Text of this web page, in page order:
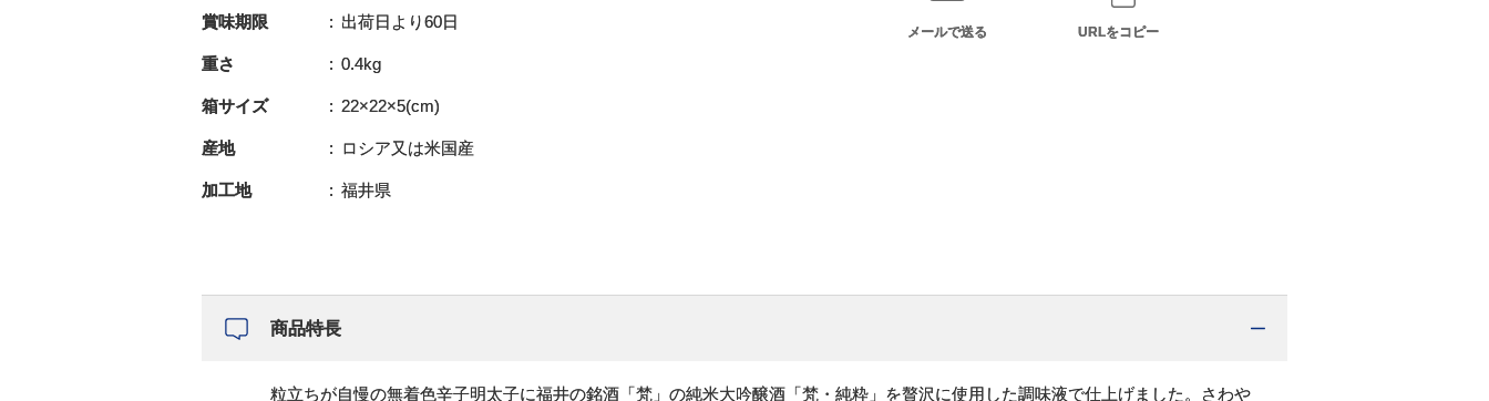
メールで送る URLをコピー
賞味期限 出荷日より60日
重さ 0.4kg
箱サイズ 22×22×5(cm)
産地 ロシア又は米国産
加工地 福井県
商品特長
粒立ちが自慢の無着色辛子明太子に福井の銘酒「梵」の純米大吟醸酒「梵・純粋」を贅沢に使用した調味液で仕上げました。さわや